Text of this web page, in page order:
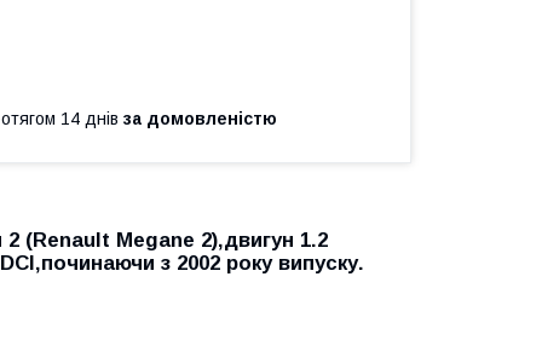
14 днів за домовленістю
(Renault Megane 2),двигун 1.2
з 2002 року випуску.